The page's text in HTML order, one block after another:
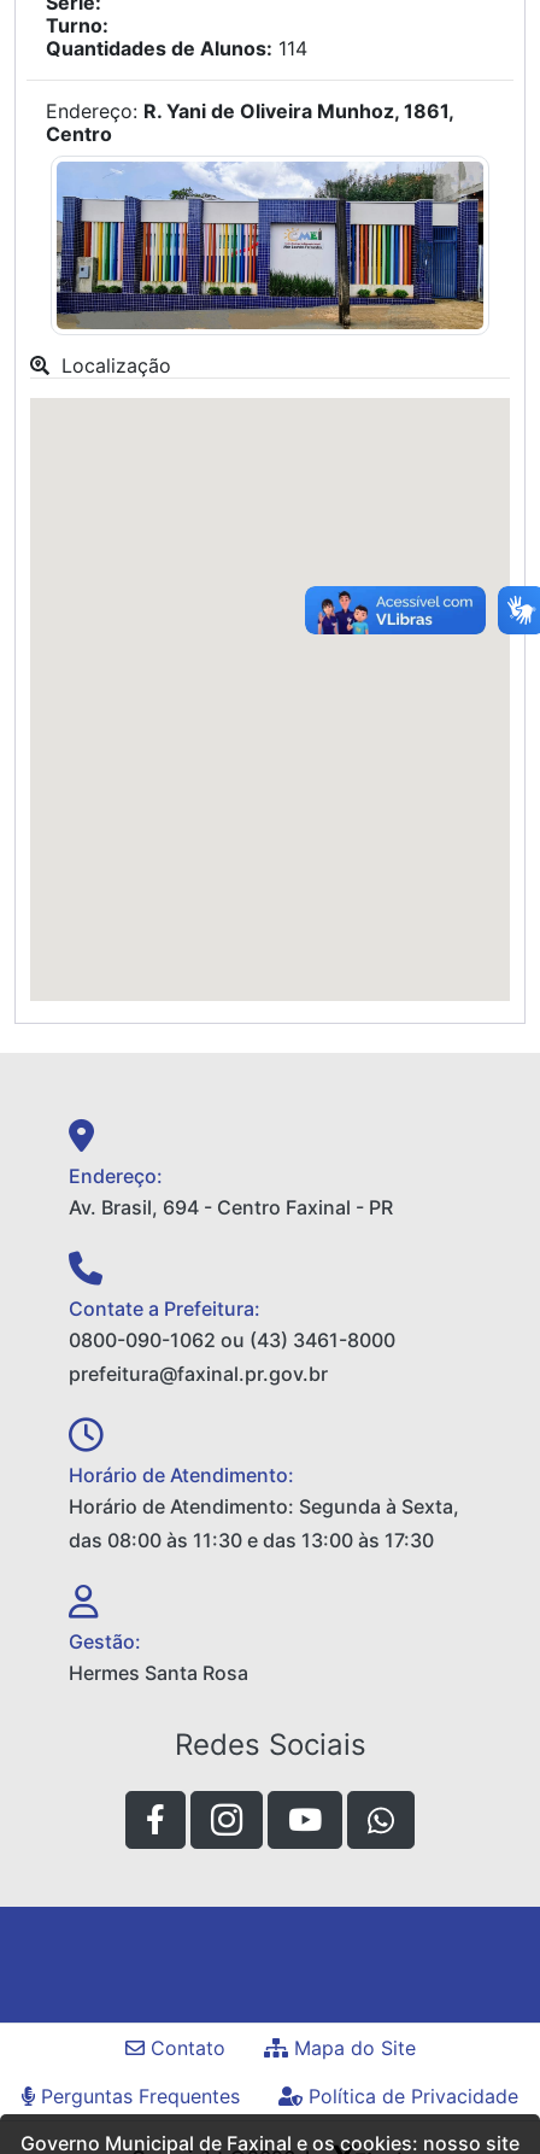
Turno:
Quantidades de Alunos: 114
Endereço: R. Yani de Oliveira Munhoz, 1861,
Centro
Localização
Endereço:
Av. Brasil, 694 - Centro Faxinal - PR
Contate a Prefeitura:
0800-090-1062 ou (43) 3461-8000
prefeitura@faxinal.pr.gov.br
Horário de Atendimento:
Horário de Atendimento: Segunda à Sexta,
das 08:00 às 11:30 e das 13:00 às 17:30
Gestão:
Hermes Santa Rosa
Redes Sociais
Contato
Mapa do Site
Perguntas Frequentes
Política de Privacidade
Governo Municipal de Faxinal e os cookies: nosso site